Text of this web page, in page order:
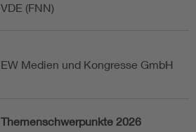
VDE (FNN)
EW Medien und Kongresse GmbH
Themenschwerpunkte 2026